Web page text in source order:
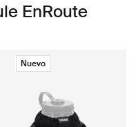
EnRoute
Nuevo